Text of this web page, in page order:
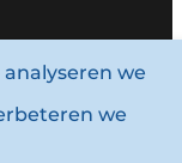
we
we